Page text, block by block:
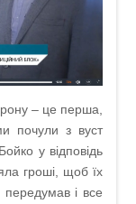
– це перша,
почули з вуст
у відповідь
гроші, щоб їх
і все